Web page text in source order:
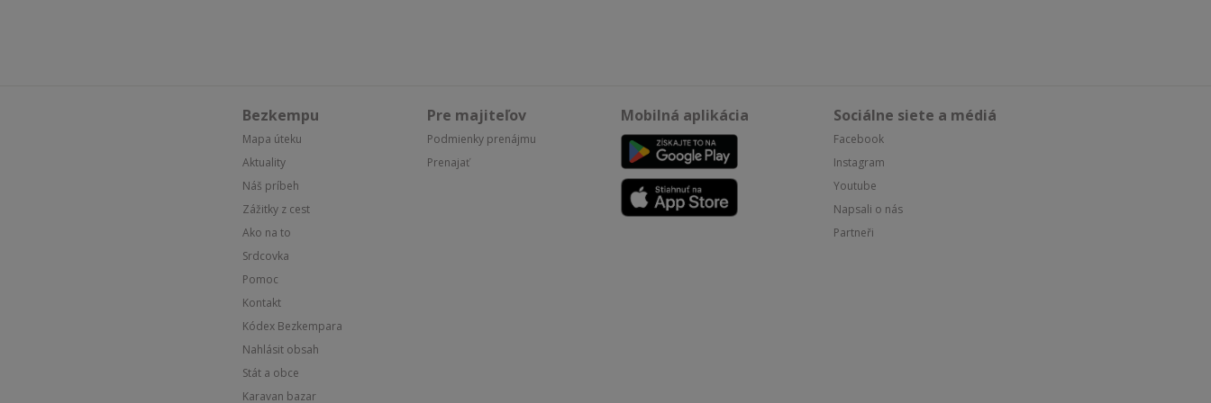
Bezkempu
Mapa úteku
Aktuality
Náš príbeh
Zážitky z cest
Ako na to
Srdcovka
Pomoc
Kontakt
Kódex Bezkempara
Nahlásit obsah
Stát a obce
Karavan bazar
Pre majiteľov
Podmienky prenájmu
Prenajať
Mobilná aplikácia Sociálne siete a médiá
Facebook
Instagram
Youtube
Napsali o nás
Partneři